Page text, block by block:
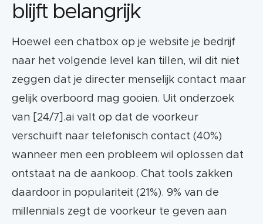
blijft belangrijk
Hoewel een chatbox op je website je bedrijf
naar het volgende level kan tillen, wil dit niet
zeggen dat je directer menselijk contact maar
gelijk overboord mag gooien. Uit onderzoek
van [24/7].ai valt op dat de voorkeur
verschuift naar telefonisch contact (40%)
wanneer men een probleem wil oplossen dat
ontstaat na de aankoop. Chat tools zakken
daardoor in populariteit (21%). 9% van de
millennials zegt de voorkeur te geven aan